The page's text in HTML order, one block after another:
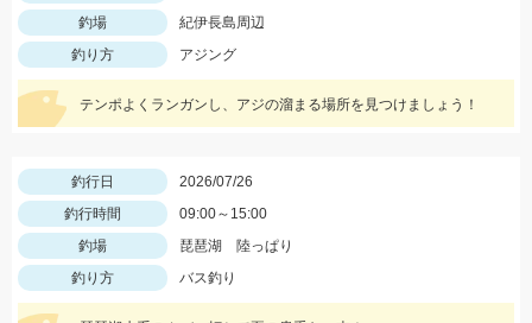
釣場
紀伊長島周辺
釣り方
アジング
テンポよくランガンし、アジの溜まる場所を見つけましょう！
釣行日
2026/07/26
釣行時間
09:00～15:00
釣場
琵琶湖 陸っぱり
釣り方
バス釣り